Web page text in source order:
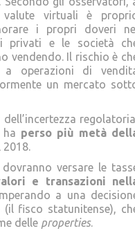
virtuali è
i propri doveri
privati e le società
vendendo. Il rischio è
a operazioni di
un mercato
perso più metà
2018.
versare le
e transazioni
a una
(il fisco statunitense),
delle properties.